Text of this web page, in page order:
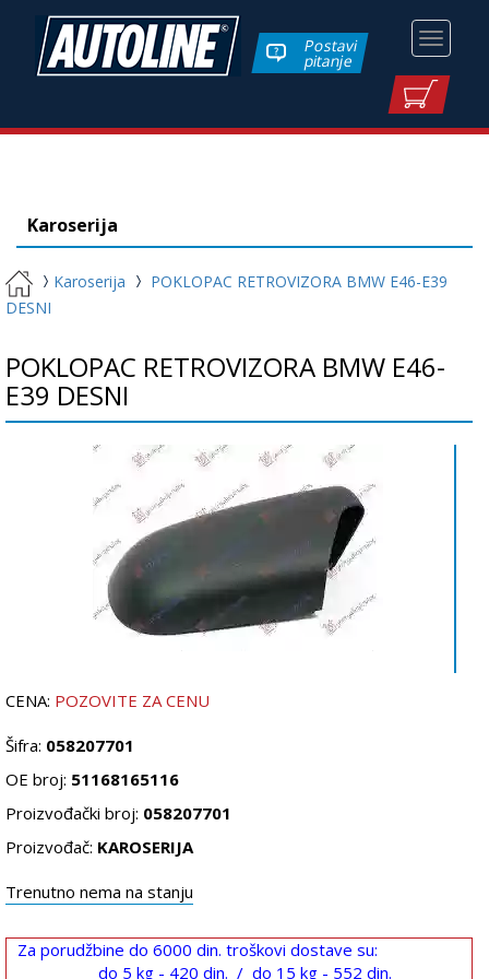
Toggle
Postavi
pitanje
Karoserija
Karoserija
POKLOPAC RETROVIZORA BMW E46-E39
DESNI
POKLOPAC RETROVIZORA BMW E46-
E39 DESNI
CENA: POZOVITE ZA CENU
Šifra: 058207701
OE broj: 51168165116
Proizvođački broj: 058207701
Proizvođač: KAROSERIJA
Trenutno nema na stanju
Za porudžbine do 6000 din. troškovi dostave su:
do 5 kg - 420 din. / do 15 kg - 552 din.